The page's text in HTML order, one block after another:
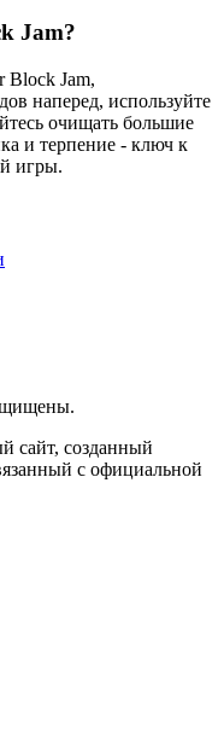
Jam?
Block Jam,
наперед, используйте
очищать большие
и терпение - ключ к
игры.
сайт, созданный
с официальной